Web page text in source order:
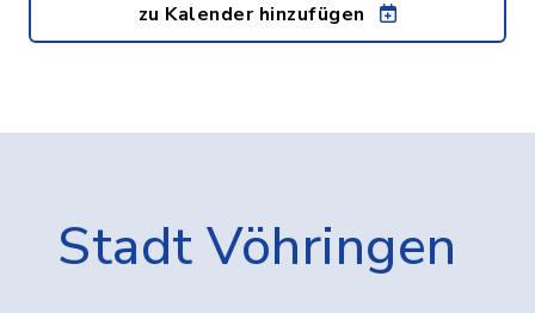
zu Kalender hinzufügen
Stadt Vöhringen